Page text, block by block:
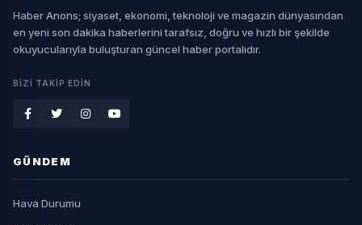
Haber Anons; siyaset, ekonomi, teknoloji ve magazin dünyasından
en yeni son dakika haberlerini tarafsız, doğru ve hızlı bir şekilde
okuyucularıyla buluşturan güncel haber portalıdır.
BIZI TAKIP EDIN
GÜNDEM
Hava Durumu